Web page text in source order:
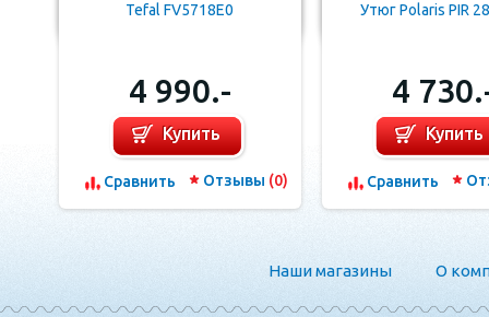
Tefal FV5718E0
4 990.-
Купить
Сравнить Отзывы (0)
Утюг Polaris PIR
4
Купить
Сравнить
Наши магазины О